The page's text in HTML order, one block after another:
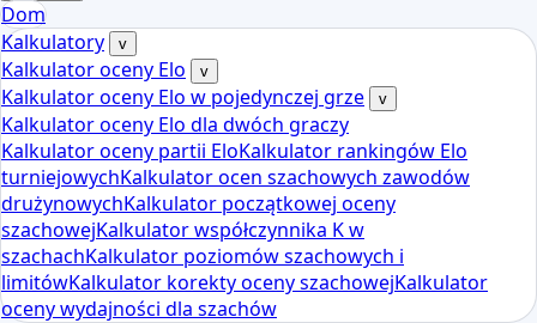
Dom
Kalkulatory
v
Kalkulator oceny Elo v
Kalkulator oceny Elo w pojedynczej grze v
Kalkulator oceny Elo dla dwóch graczy
Kalkulator oceny partii EloKalkulator rankingów Elo
turniejowychKalkulator ocen szachowych zawodów
drużynowychKalkulator początkowej oceny
szachowejKalkulator współczynnika K w
szachachKalkulator poziomów szachowych i
limitówKalkulator korekty oceny szachowejKalkulator
oceny wydajności dla szachów